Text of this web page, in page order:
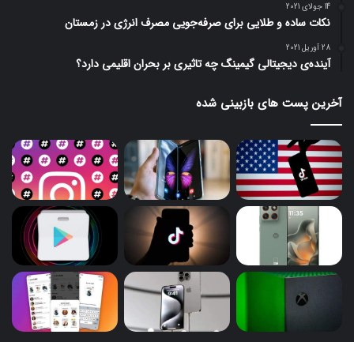
14 جولای 2021
نکات ساده و طلایی برای صرفه‌جویی مصرف انرژی در زمستان
28 آوریل 2021
آینده‌ی دیجیتالی گیمینگ چه تاثیری بر بحران اقلیمی دارد؟
آخرین پست های بازبینی شده